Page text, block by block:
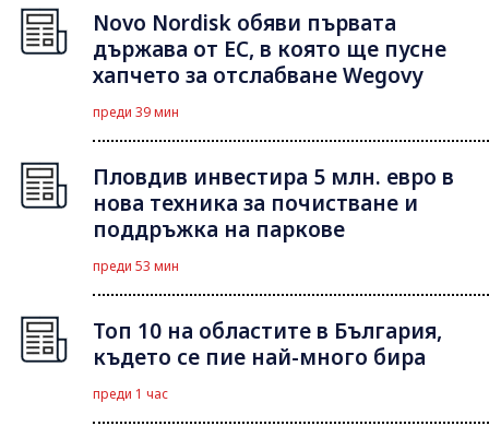
Novo Nordisk обяви първата
държава от ЕС, в която ще пусне
хапчето за отслабване Wegovy
преди 39 мин
Пловдив инвестира 5 млн. евро в
нова техника за почистване и
поддръжка на паркове
преди 53 мин
Топ 10 на областите в България,
където се пие най-много бира
преди 1 час